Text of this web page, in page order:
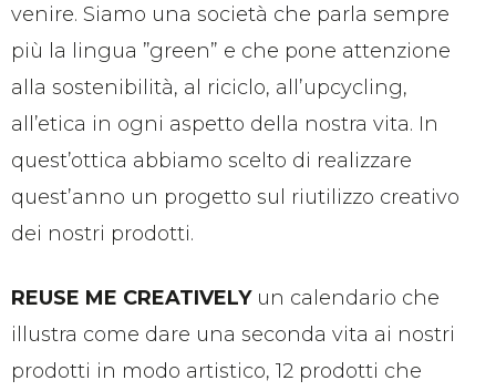
venire. Siamo una società che parla sempre
più la lingua ”green” e che pone attenzione
alla sostenibilità, al riciclo, all’upcycling,
all’etica in ogni aspetto della nostra vita. In
quest’ottica abbiamo scelto di realizzare
quest’anno un progetto sul riutilizzo creativo
dei nostri prodotti.
REUSE ME CREATIVELYun calendario che
illustra come dare una seconda vita ai nostri
prodotti in modo artistico, 12 prodotti che